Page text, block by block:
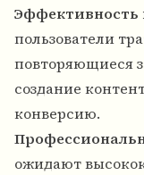
Эффективность
пользователи
повторяющиеся
создание
конверсию.
ожидают